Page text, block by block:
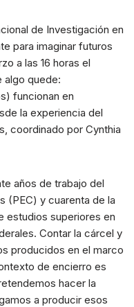
de Investigación en
para imaginar futuros
a las 16 horas el
algo quede:
funcionan en
la experiencia del
coordinado por Cynthia
años de trabajo del
(PEC) y cuarenta de la
estudios superiores en
Contar la cárcel y
producidos en el marco
de encierro es
hacer la
a producir esos